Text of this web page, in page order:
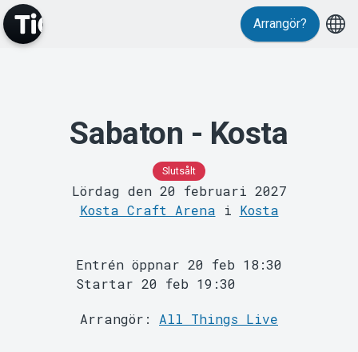
Evenemang
MyTickster
Arrangör?
Sabaton - Kosta
Slutsålt
Lördag den 20 februari 2027
Kosta Craft Arena i Kosta
Entrén öppnar 20 feb 18:30
Startar 20 feb 19:30
Arrangör: All Things Live